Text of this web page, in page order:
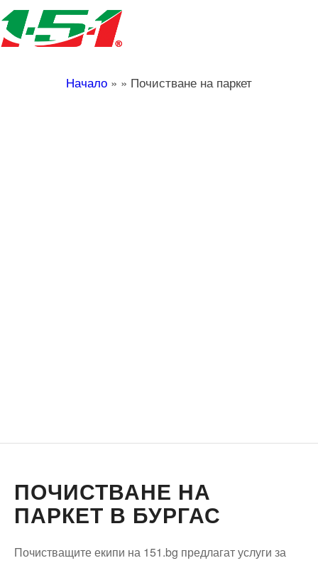
Начало » » Почистване на паркет
ПОЧИСТВАНЕ НА
ПАРКЕТ В БУРГАС
Почистващите екипи на 151.bg предлагат услуги за